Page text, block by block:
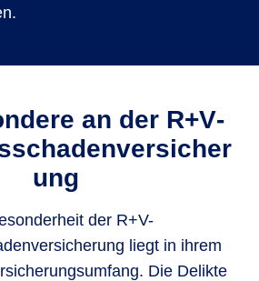
an der R+V­
ung
der R+V-
liegt in ihrem
Die Delikte